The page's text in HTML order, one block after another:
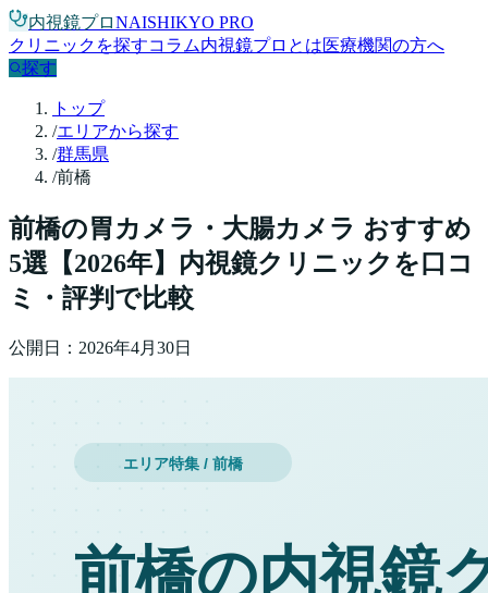
内視鏡プロNAISHIKYO PRO
クリニックを探すコラム内視鏡プロとは医療機関の方へ
探す
トップ
/エリアから探す
/群馬県
/前橋
前橋の胃カメラ・大腸カメラ おすすめ
5選【2026年】 内視鏡クリニックを口コ
ミ・評判で比較
公開日： 2026年4月30日